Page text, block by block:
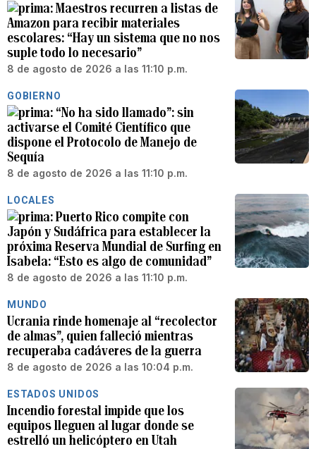
Maestros recurren a listas de
Amazon para recibir materiales
escolares: “Hay un sistema que no nos
suple todo lo necesario”
8 de agosto de 2026 a las 11:10 p.m.
GOBIERNO
“No ha sido llamado”: sin
activarse el Comité Científico que
dispone el Protocolo de Manejo de
Sequía
8 de agosto de 2026 a las 11:10 p.m.
LOCALES
Puerto Rico compite con
Japón y Sudáfrica para establecer la
próxima Reserva Mundial de Surfing en
Isabela: “Esto es algo de comunidad”
8 de agosto de 2026 a las 11:10 p.m.
MUNDO
Ucrania rinde homenaje al “recolector
de almas”, quien falleció mientras
recuperaba cadáveres de la guerra
8 de agosto de 2026 a las 10:04 p.m.
ESTADOS UNIDOS
Incendio forestal impide que los
equipos lleguen al lugar donde se
estrelló un helicóptero en Utah